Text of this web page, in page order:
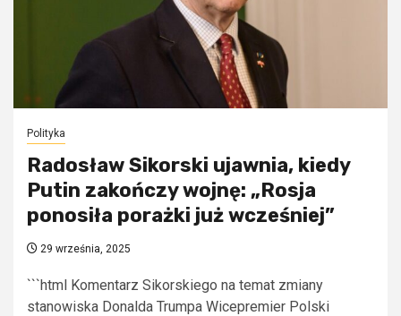
Polityka
Radosław Sikorski ujawnia, kiedy
Putin zakończy wojnę: „Rosja
ponosiła porażki już wcześniej”
29 września, 2025
```html Komentarz Sikorskiego na temat zmiany
stanowiska Donalda Trumpa Wicepremier Polski